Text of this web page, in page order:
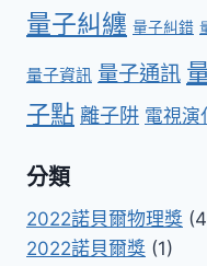
量子糾纏 量子糾錯
量子資訊 量子通訊
子點 離子阱 電視演
分類
2022諾貝爾物理獎
2022諾貝爾獎 (1)